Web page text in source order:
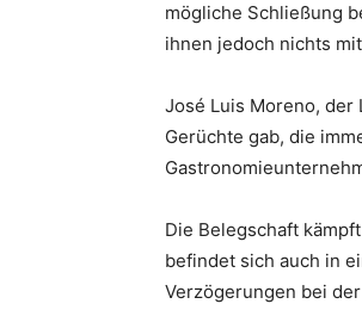
mögliche Schließung
ihnen jedoch nichts
José Luis Moreno,
Gerüchte gab, die
Die Belegschaft
befindet sich auch in
Verzögerungen bei